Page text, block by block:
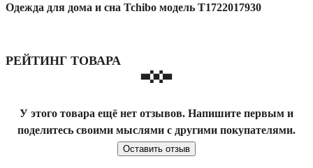
Одежда для дома и сна Tchibo модель T1722017930
РЕЙТИНГ ТОВАРА
У этого товара ещё нет отзывов. Напишите первым и
поделитесь своими мыслями с другими покупателями.
Оставить отзыв